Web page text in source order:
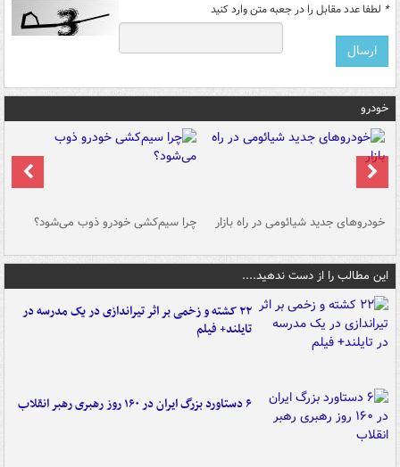
* لطفا عدد مقابل را در جعبه متن وارد کنید
خودرو
خودروهای جدید شیائومی در راه بازار چرا سیم‌کشی خودرو ذوب می‌شود؟
این مطالب را از دست ندهید....
۲۲ کشته و زخمی بر اثر تیراندازی در یک مدرسه در
تایلند+ فیلم
۶ دستاورد بزرگ ایران در ۱۶۰ روز رهبری رهبر انقلاب